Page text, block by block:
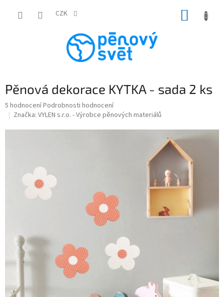
CZK
Pěnová dekorace KYTKA - sada 2 ks
Průměrné
hodnocení
hvězdiček.
5 hodnoceníPodrobnosti hodnocení
Značka: VYLEN s.r.o. - Výrobce pěnových materiálů